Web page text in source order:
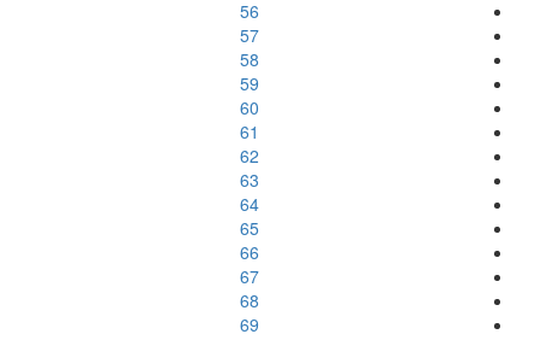
56
57
58
59
60
61
62
63
64
65
66
67
68
69